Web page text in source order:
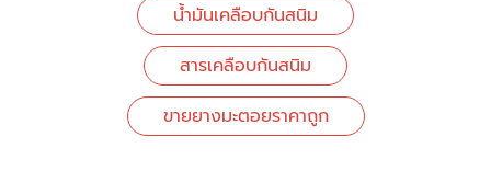
น้ำมันเคลือบกันสนิม
สารเคลือบกันสนิม
ขายยางมะตอยราคาถูก